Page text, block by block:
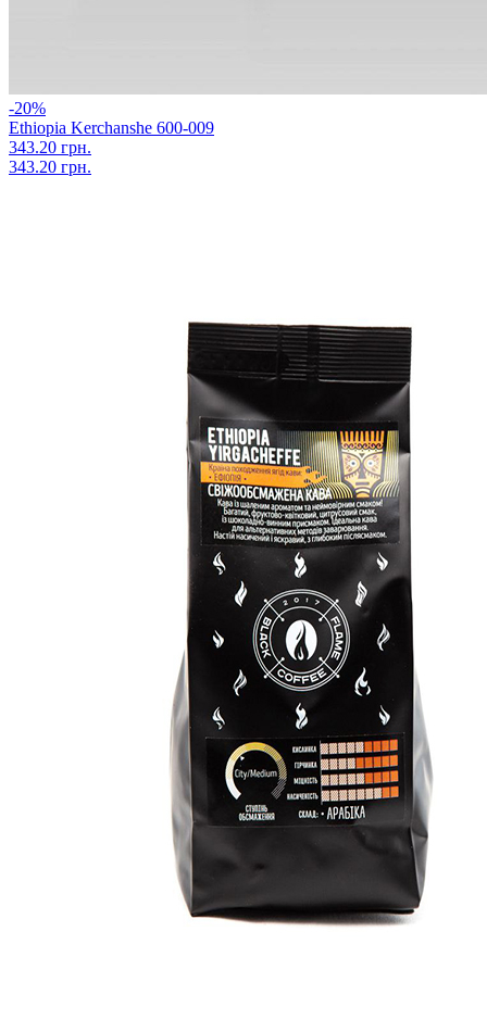
-20%
Ethiopia Kerchanshe 600-009
343.20 грн.
343.20 грн.